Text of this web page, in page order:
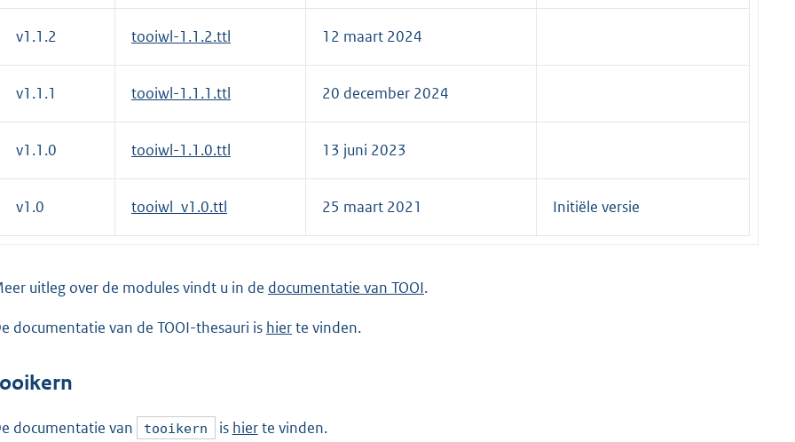
v1.1.2 tooiwl-1.1.2.ttl 12 maart 2024
v1.1.1 tooiwl-1.1.1.ttl 20 december 2024
v1.1.0 tooiwl-1.1.0.ttl 13 juni 2023
v1.0 tooiwl_v1.0.ttl 25 maart 2021 Initiële versie
uitleg over de modules vindt u in de documentatie van TOOI.
documentatie van de TOOI-thesauri is hierte vinden.
documentatie van tooikern is hierte vinden.